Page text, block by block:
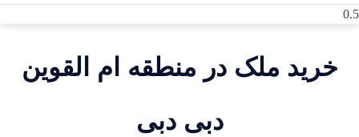
خرید ملک در منطقه ام القوین
دبی دبی